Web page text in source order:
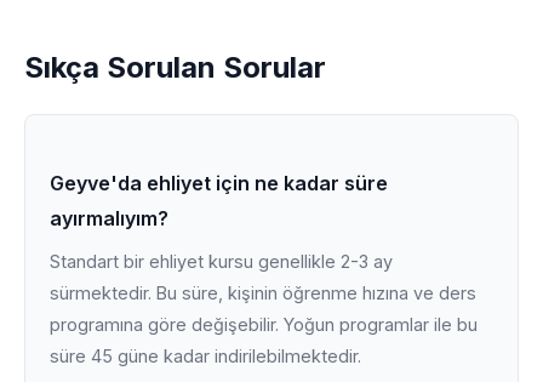
Sıkça Sorulan Sorular
Geyve'da ehliyet için ne kadar süre
ayırmalıyım?
Standart bir ehliyet kursu genellikle 2-3 ay
sürmektedir. Bu süre, kişinin öğrenme hızına ve ders
programına göre değişebilir. Yoğun programlar ile bu
süre 45 güne kadar indirilebilmektedir.